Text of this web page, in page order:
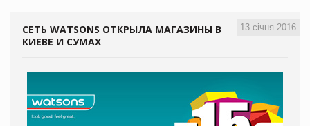
13 січня 2016
СЕТЬ WATSONS ОТКРЫЛА МАГАЗИНЫ В
КИЕВЕ И СУМАХ